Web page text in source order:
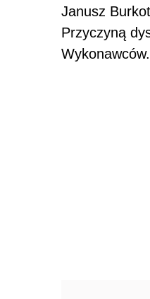
Janusz
Przyczyną
Wykonawców.